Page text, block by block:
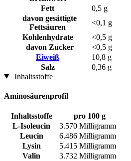
Fett
0,5 g
davon gesättigte
Fettsäuren
<0,1 g
Kohlenhydrate
<0,5 g
davon Zucker
<0,5 g
Eiweiß
10,8 g
Salz
0,36 g
Inhaltsstoffe
Aminosäurenprofil
Inhaltsstoffe
pro 100 g
L-Isoleucin
3.570 Milligramm
Leucin
6.486 Milligramm
Lysin
5.415 Milligramm
Valin
3.732 Milligramm